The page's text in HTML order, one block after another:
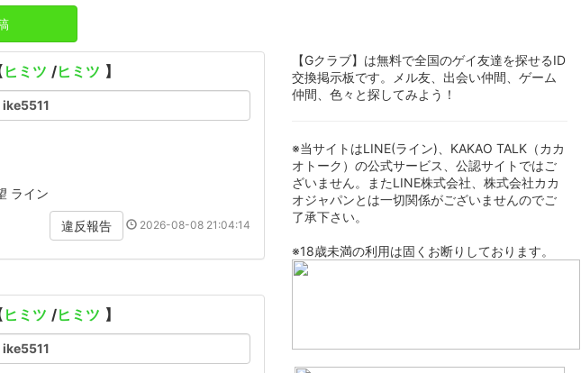
ヒミツ /ヒミツ 】
ike5511
ライン
違反報告 2026-08-08 21:04:14
ヒミツ /ヒミツ 】
ike5511
【Gクラブ】は無料で全国のゲイ友達を探せるID
交換掲示板です。メル友、出会い仲間、ゲーム
仲間、色々と探してみよう！
※当サイトはLINE(ライン)、KAKAO TALK（カカ
オトーク）の公式サービス、公認サイトではご
ざいません。またLINE株式会社、株式会社カカ
オジャパンとは一切関係がございませんのでご
了承下さい。
※18歳未満の利用は固くお断りしております。